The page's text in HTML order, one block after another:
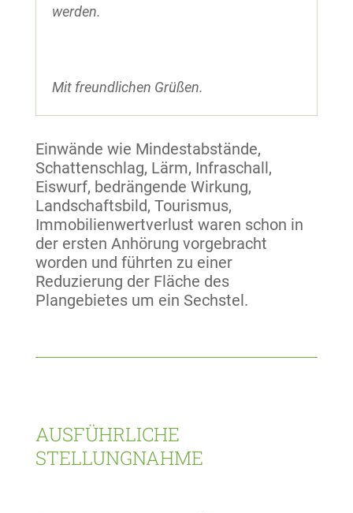
werden.
Mit freundlichen Grüßen.
Einwände wie Mindestabstände,
Schattenschlag, Lärm, Infraschall,
Eiswurf, bedrängende Wirkung,
Landschaftsbild, Tourismus,
Immobilienwertverlust waren schon in
der ersten Anhörung vorgebracht
worden und führten zu einer
Reduzierung der Fläche des
Plangebietes um ein Sechstel.
AUSFÜHRLICHE
STELLUNGNAHME